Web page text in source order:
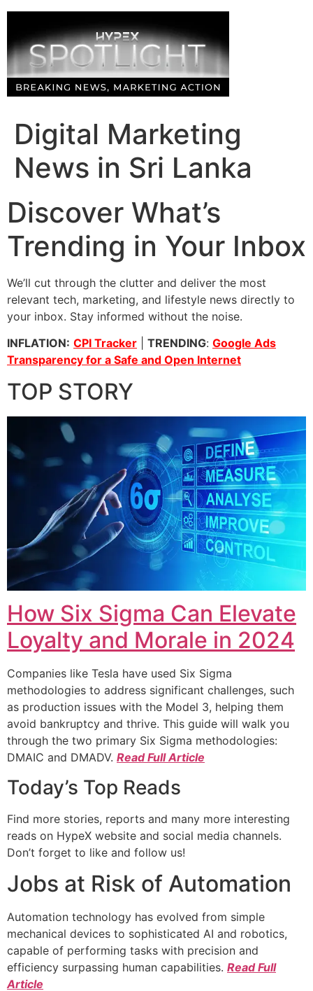
Skip
content
Digital Marketing
News in Sri Lanka
Discover What’s
Trending in Your Inbox
We’ll cut through the clutter and deliver the most
relevant tech, marketing, and lifestyle news directly to
your inbox. Stay informed without the noise.
INFLATION: CPI Tracker TRENDING: Google Ads
Transparency for a Safe and Open Internet
TOP STORY
How Six Sigma Can Elevate
Loyalty and Morale in 2024
Companies like Tesla have used Six Sigma
methodologies to address significant challenges, such
as production issues with the Model 3, helping them
avoid bankruptcy and thrive. This guide will walk you
through the two primary Six Sigma methodologies:
DMAIC and DMADV. Read Full Article
Today’s Top Reads
Find more stories, reports and many more interesting
reads on HypeX website and social media channels.
Don’t forget to like and follow us!
Jobs at Risk of Automation
Automation technology has evolved from simple
mechanical devices to sophisticated AI and robotics,
capable of performing tasks with precision and
efficiency surpassing human capabilities. Read Full
Article